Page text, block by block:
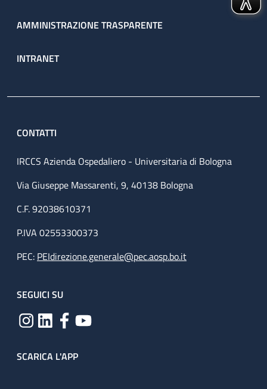
AMMINISTRAZIONE TRASPARENTE
INTRANET
CONTATTI
IRCCS Azienda Ospedaliero - Universitaria di Bologna
Via Giuseppe Massarenti, 9, 40138 Bologna
C.F. 92038610371
P.IVA 02553300373
PEC: PEIdirezione.generale@pec.aosp.bo.it
SEGUICI SU
SCARICA L'APP